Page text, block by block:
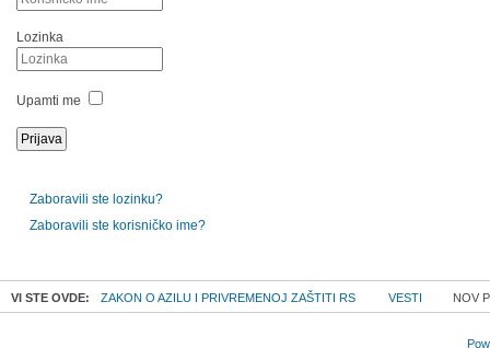
Lozinka
Upamti me
Zaboravili ste lozinku?
Zaboravili ste korisničko ime?
VI STE OVDE: ZAKON O AZILU I PRIVREMENOJ ZAŠTITI RS VESTI NOV